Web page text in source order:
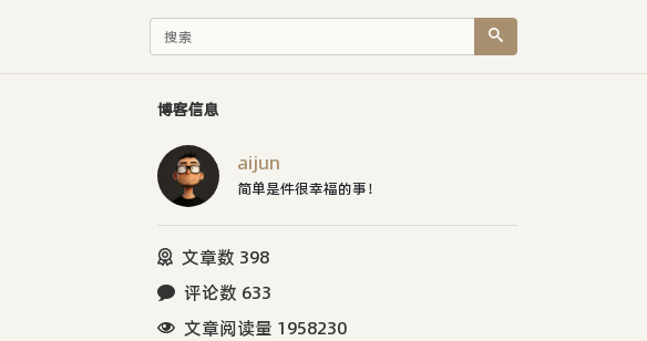
博客信息
aijun
简单是件很幸福的事！
文章数 398
评论数 633
文章阅读量 1958230